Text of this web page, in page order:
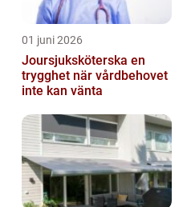
01 juni 2026
Joursjuksköterska en
trygghet när vårdbehovet
inte kan vänta